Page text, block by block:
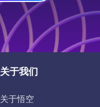
关于我们
关于悟空